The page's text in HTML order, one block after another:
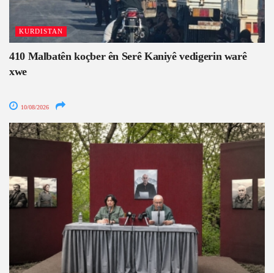
KURDISTAN
410 Malbatên koçber ên Serê Kaniyê vedigerin warê
xwe
10/08/2026